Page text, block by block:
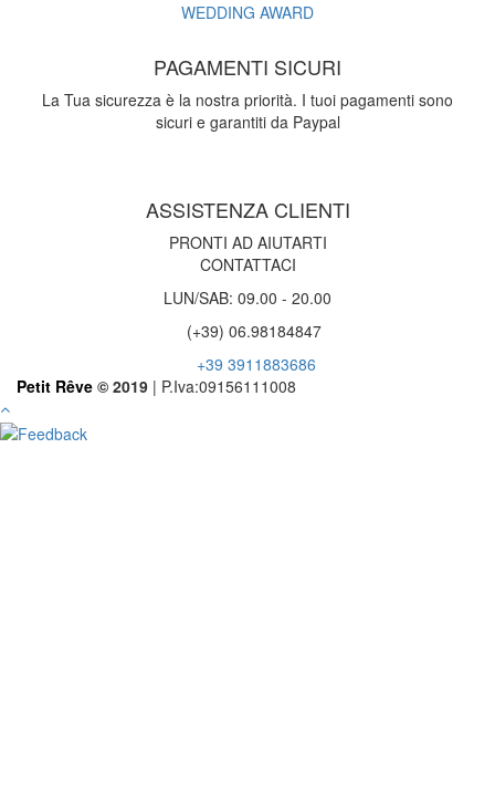
WEDDING AWARD
PAGAMENTI SICURI
La Tua sicurezza è la nostra priorità. I tuoi pagamenti sono
sicuri e garantiti da Paypal
ASSISTENZA CLIENTI
PRONTI AD AIUTARTI
CONTATTACI
LUN/SAB: 09.00 - 20.00
(+39) 06.98184847
+39 3911883686
Petit Rêve © 2019 | P.Iva:09156111008